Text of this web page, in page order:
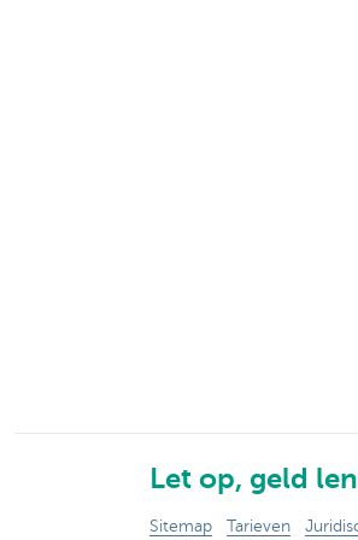
Let op, geld
Sitemap Tarieven